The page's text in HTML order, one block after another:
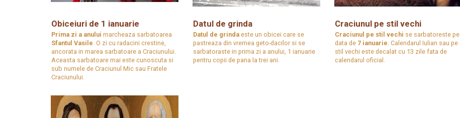
Obiceiuri de 1 ianuarie
Prima zi a anului marcheaza sarbatoarea
Sfantul Vasile. O zi cu radacini crestine,
ancorata in marea sarbatoare a Craciunului.
Aceasta sarbatoare mai este cunoscuta si
sub numele de Craciunul Mic sau Fratele
Craciunului.
Datul de grinda
Datul de grinda este un obicei care se
pastreaza din vremea geto-dacilor si se
sarbatoraste in prima zi a anului, 1 ianuarie
pentru copii de pana la trei ani.
Craciunul pe stil vechi
Craciunul pe stil vechi se sarbatoreste pe
data de 7 ianuarie. Calendarul Iulian sau pe
stil vechi este decalat cu 13 zile fata de
calendarul oficial.